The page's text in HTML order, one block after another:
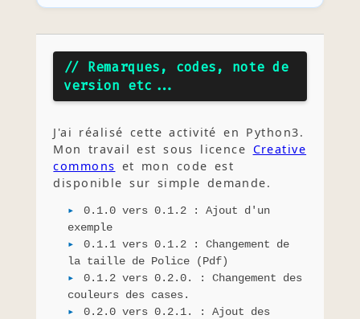
// Remarques, codes, note de
version etc...
J'ai réalisé cette activité en Python3.
Mon travail est sous licence Creative
commons et mon code est
disponible sur simple demande.
0.1.0 vers 0.1.2 : Ajout d'un
exemple
0.1.1 vers 0.1.2 : Changement de
la taille de Police (Pdf)
0.1.2 vers 0.2.0. : Changement des
couleurs des cases.
0.2.0 vers 0.2.1. : Ajout des